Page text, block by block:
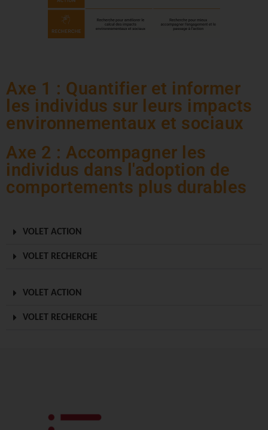
Axe 1 : Quantifier et informer
les individus sur leurs impacts
environnementaux et sociaux
Axe 2 : Accompagner les
individus dans l'adoption de
comportements plus durables
VOLET ACTION
VOLET RECHERCHE
VOLET ACTION
VOLET RECHERCHE